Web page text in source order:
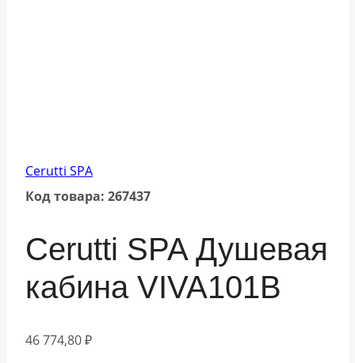
Cerutti SPA
Код товара: 267437
Cerutti SPA Душевая
кабина VIVA101B
46 774,80₽